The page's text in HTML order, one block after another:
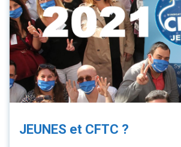
JEUNES et CFTC ?